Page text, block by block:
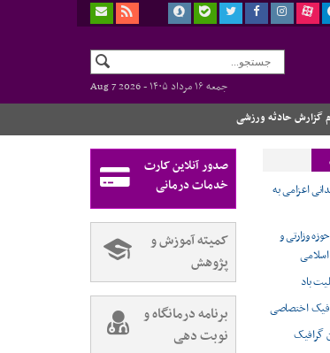
جمعه ۱۶ مرداد ۱۴۰۵ -
Aug 7 2026
گزارش حادثه ورزشی
اعزامی به
وزارتی و
باد
اختصاصی
گرافیک
صدور آنلاین کارت
خدمات درمانی
کمیته آموزش و
پژوهش
برنامه درمانگاه و
نوبت دهی